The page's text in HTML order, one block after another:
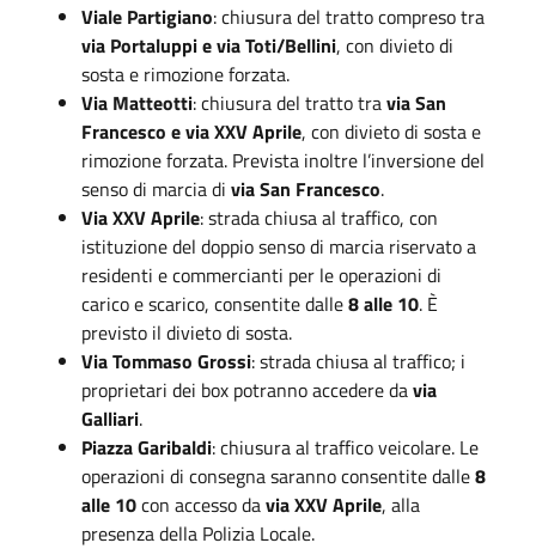
Viale Partigiano: chiusura del tratto compreso tra
via Portaluppi e via Toti/Bellini, con divieto di
sosta e rimozione forzata.
Via Matteotti: chiusura del tratto travia San
Francesco e via XXV Aprile, con divieto di sosta e
rimozione forzata. Prevista inoltre l’inversione del
senso di marcia di via San Francesco.
Via XXV Aprile: strada chiusa al traffico, con
istituzione del doppio senso di marcia riservato a
residenti e commercianti per le operazioni di
carico e scarico, consentite dalle8 alle 10. È
previsto il divieto di sosta.
Via Tommaso Grossi: strada chiusa al traffico; i
proprietari dei box potranno accedere davia
Galliari.
Piazza Garibaldi: chiusura al traffico veicolare. Le
operazioni di consegna saranno consentite dalle8
alle 10con accesso davia XXV Aprile, alla
presenza della Polizia Locale.